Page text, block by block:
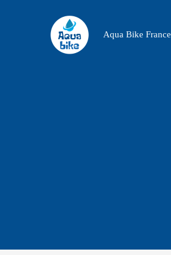
Aqua Bike France